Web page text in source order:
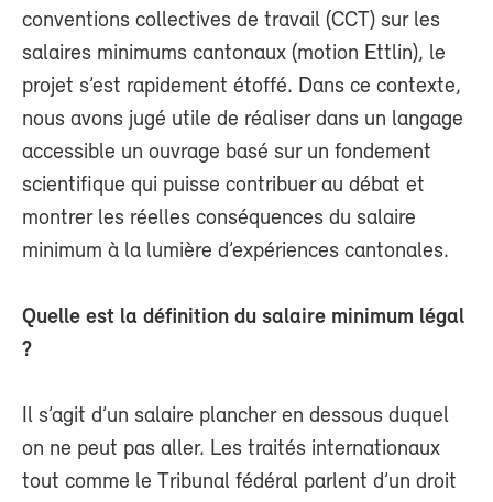
conventions collectives de travail (CCT) sur les
salaires minimums cantonaux (motion Ettlin), le
projet s’est rapidement étoffé. Dans ce contexte,
nous avons jugé utile de réaliser dans un langage
accessible un ouvrage basé sur un fondement
scientifique qui puisse contribuer au débat et
montrer les réelles conséquences du salaire
minimum à la lumière d’expériences cantonales.
Quelle est la définition du salaire minimum légal
?
Il s’agit d’un salaire plancher en dessous duquel
on ne peut pas aller. Les traités internationaux
tout comme le Tribunal fédéral parlent d’un droit